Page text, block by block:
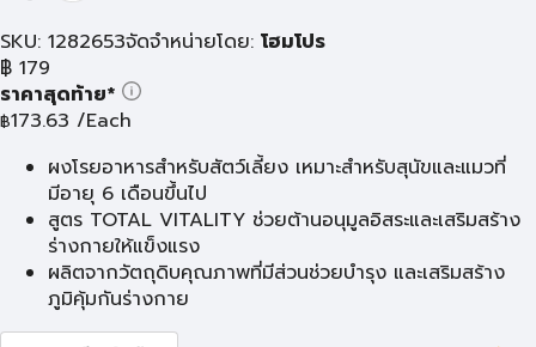
SKU: 1282653จัดจำหน่ายโดย: โฮมโปร
฿ 179
ราคาสุดท้าย*
฿173.63 /Each
ผงโรยอาหารสำหรับสัตว์เลี้ยง เหมาะสำหรับสุนัขและแมวที่
มีอายุ 6 เดือนขึ้นไป
สูตร TOTAL VITALITY ช่วยต้านอนุมูลอิสระและเสริมสร้าง
ร่างกายให้แข็งแรง
ผลิตจากวัตถุดิบคุณภาพที่มีส่วนช่วยบำรุง และเสริมสร้าง
ภูมิคุ้มกันร่างกาย